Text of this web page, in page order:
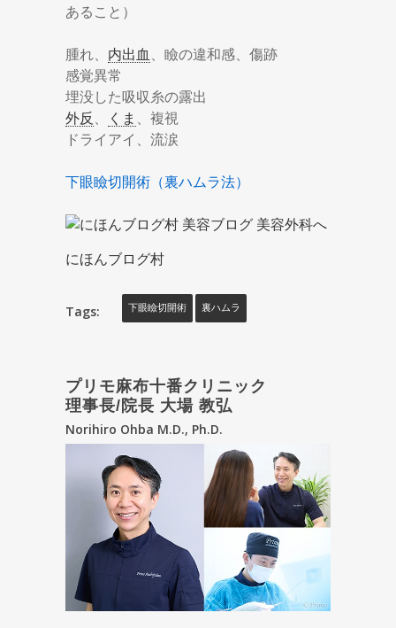
あること）
腫れ、 内出血
、瞼の違和感、傷跡
感覚異常
埋没した吸収糸の露出
外反
くま
、複視
ドライアイ、流涙
下眼瞼切開術（裏ハムラ法）
にほんブログ村
Tags: 下眼瞼切開術 裏ハムラ
プリモ麻布十番クリニック
理事長/院長 大場 教弘
Norihiro Ohba M.D., Ph.D.